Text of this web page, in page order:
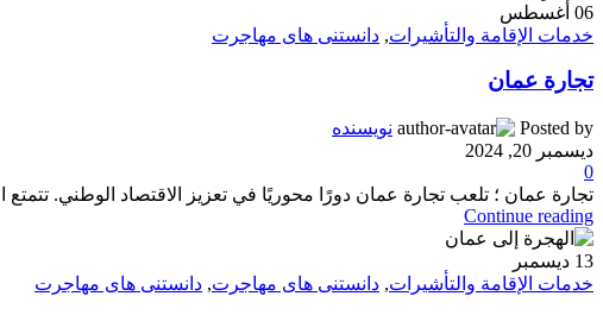
06 أغسطس
خدمات الإقامة والتأشيرات, دانستنی های مهاجرت
تجارة عمان
Posted by
نویسنده
ديسمبر 20, 2024
0
تجارة عمان ؛ تلعب تجارة عمان دورًا محوريًا في تعزيز الاقتصاد الوطني.
Continue reading
13 ديسمبر
خدمات الإقامة والتأشيرات, دانستنی های مهاجرت, دانستنی های مهاجرت